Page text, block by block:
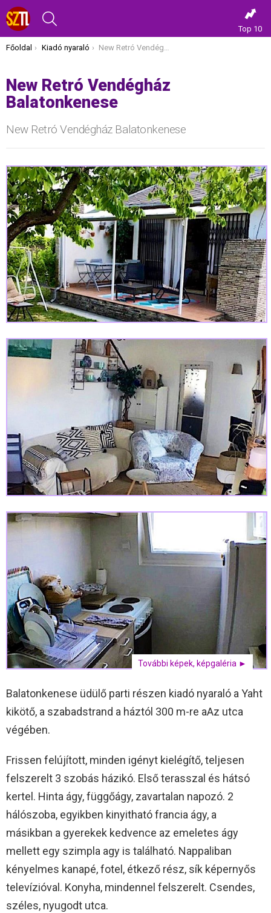
Top 10
Itt vagy most:
Főoldal Kiadó nyaraló New Retró Vendégház Balatonkenese
New Retró Vendégház
Balatonkenese
New Retró Vendégház Balatonkenese
További képek, képgaléria ►
Balatonkenese üdülő parti részen kiadó nyaraló a Yaht
kikötő, a szabadstrand a háztól 300 m-re aAz utca
végében.
Frissen felújított, minden igényt kielégítő, teljesen
felszerelt 3 szobás házikó. Első terasszal és hátsó
kertel. Hinta ágy, függőágy, zavartalan napozó. 2
hálószoba, egyikben kinyitható francia ágy, a
másikban a gyerekek kedvence az emeletes ágy
mellett egy szimpla agy is található. Nappaliban
kényelmes kanapé, fotel, étkező rész, sík képernyős
televízióval. Konyha, mindennel felszerelt. Csendes,
széles, nyugodt utca.